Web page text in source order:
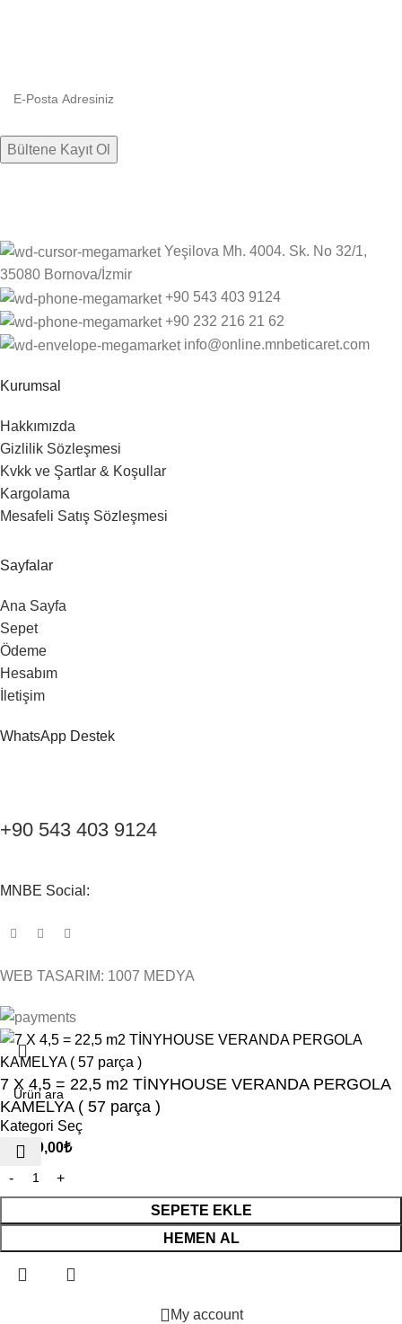
Yeşilova Mh. 4004. Sk. No 32/1,
35080 Bornova/İzmir
+90 543 403 9124
‎+90 232 216 21 62
info@online.mnbeticaret.com
Kurumsal
Hakkımızda
Gizlilik Sözleşmesi
Kvkk ve Şartlar & Koşullar
Kargolama
Mesafeli Satış Sözleşmesi
Sayfalar
Ana Sayfa
Sepet
Ödeme
Hesabım
İletişim
WhatsApp Destek
+90 543 403 9124
MNBE Social:
WEB TASARIM: 1007 MEDYA
Kategori Seç
7 X 4,5 = 22,5 m2 TİNYHOUSE VERANDA PERGOLA
KAMELYA ( 57 parça )
69.000,00₺
SEPETE EKLE
HEMEN AL
My account